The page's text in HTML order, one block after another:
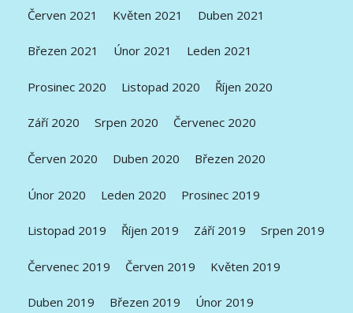
Červen 2021 Květen 2021 Duben 2021
Březen 2021 Únor 2021 Leden 2021
Prosinec 2020 Listopad 2020 Říjen 2020
Září 2020 Srpen 2020 Červenec 2020
Červen 2020 Duben 2020 Březen 2020
Únor 2020 Leden 2020 Prosinec 2019
Listopad 2019 Říjen 2019 Září 2019 Srpen 2019
Červenec 2019 Červen 2019 Květen 2019
Duben 2019 Březen 2019 Únor 2019